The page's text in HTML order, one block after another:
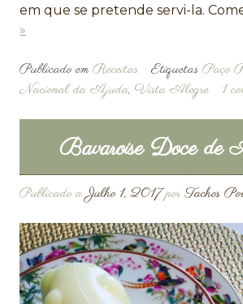
em que se pretende servi-la.
»
Publicado emReceitas Etiquetas Paço
Nacional da Ajuda, Vista Alegre 1
Bavaroise Doce de
Publicado aJulho 1, 2017por Tachos